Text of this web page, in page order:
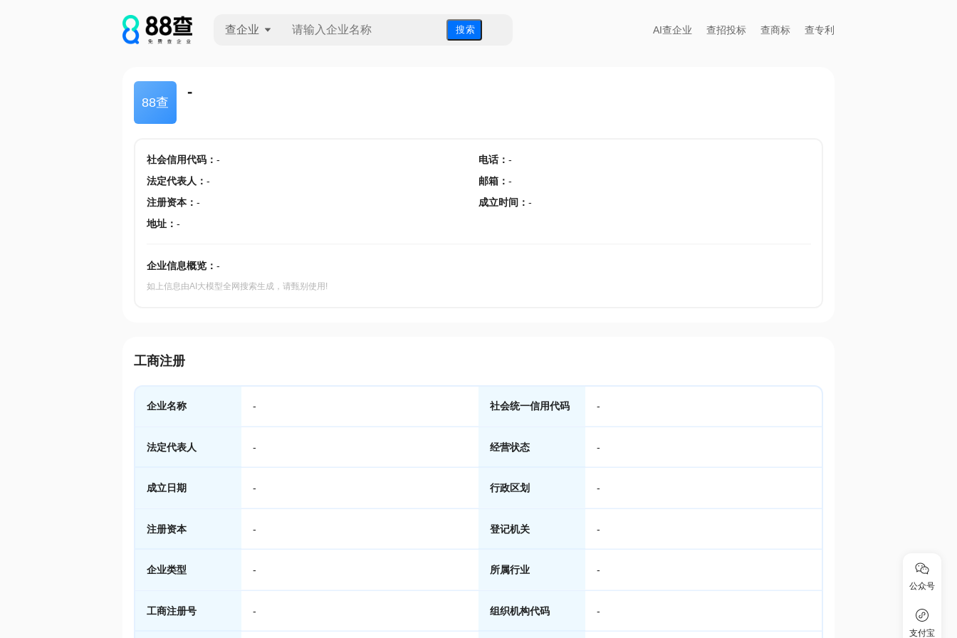
查企业 搜 索 AI查企业 查招投标 查商标 查专利
88查
-
社会信用代码： - 电话： -
法定代表人 ： - 邮箱 ： -
注册资本： - 成立时间 ： -
地址： -
企业信息概览： -
如上信息由AI大模型全网搜索生成，请甄别使用!
工商注册
企业名称 - 社会统一信用代码 -
法定代表人 - 经营状态 -
成立日期 - 行政区划 -
注册资本 - 登记机关 -
企业类型 - 所属行业 -
工商注册号 - 组织机构代码 -
公众号
支付宝